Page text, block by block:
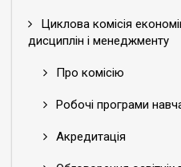
Циклова комісія
дисциплін і менеджменту
Про комісію
Робочі програми
Акредитація